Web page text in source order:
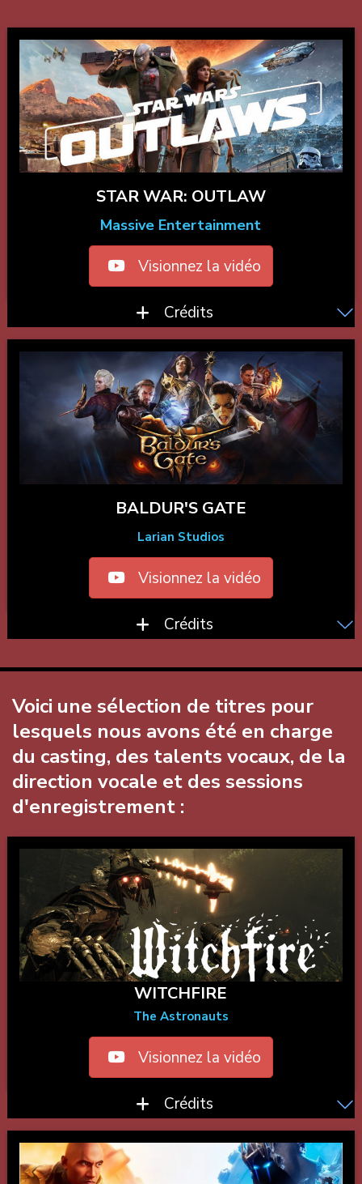
STAR WAR: OUTLAW
Massive Entertainment
Visionnez la vidéo
Crédits
BALDUR'S GATE
Larian Studios
Visionnez la vidéo
Crédits
Voici une sélection de titres pour
lesquels nous avons été en charge
du casting, des talents vocaux, de la
direction vocale et des sessions
d'enregistrement :
WITCHFIRE
The Astronauts
Visionnez la vidéo
Crédits